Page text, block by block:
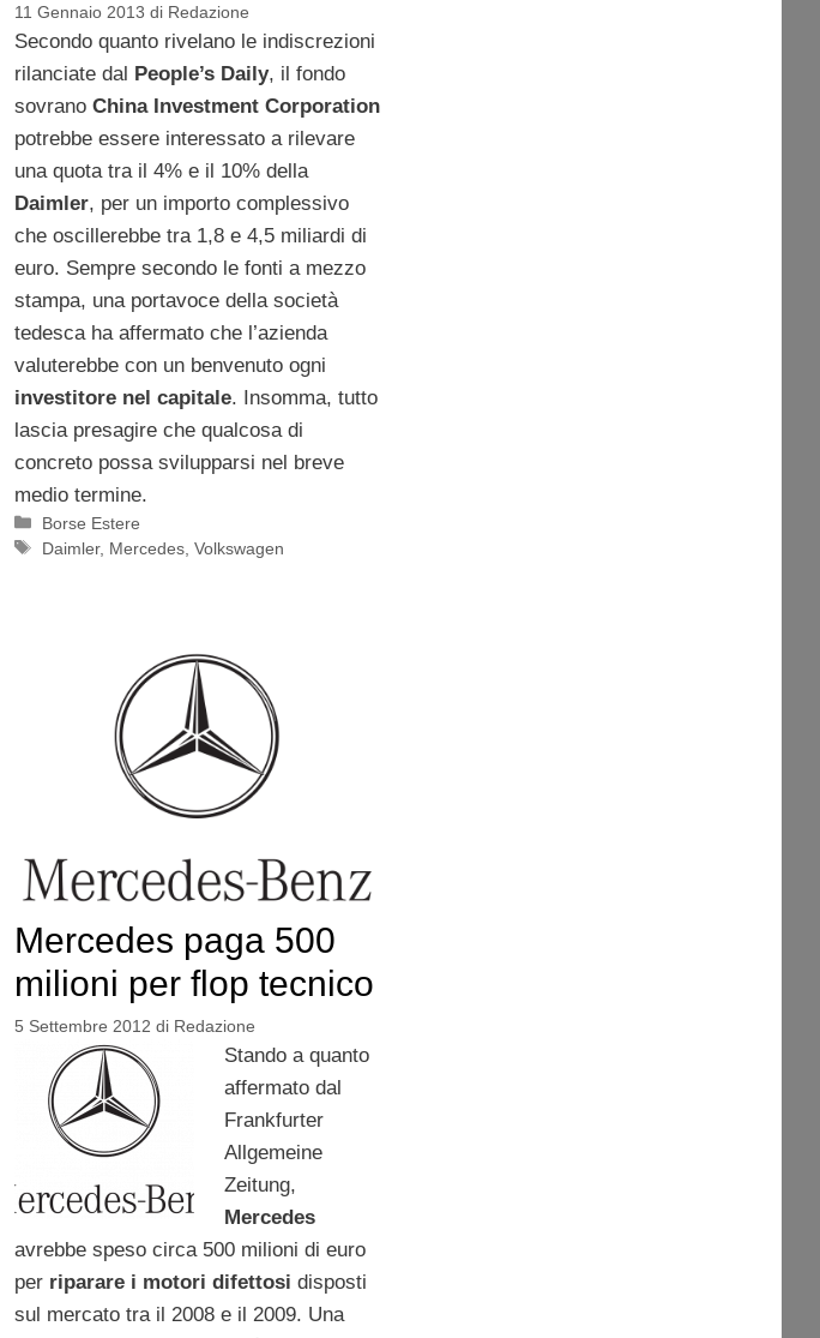
11 Gennaio 2013 di Redazione
Secondo quanto rivelano le indiscrezioni
rilanciate dal People’s Daily, il fondo
sovrano China Investment Corporation
potrebbe essere interessato a rilevare
una quota tra il 4% e il 10% della
Daimler, per un importo complessivo
che oscillerebbe tra 1,8 e 4,5 miliardi di
euro. Sempre secondo le fonti a mezzo
stampa, una portavoce della società
tedesca ha affermato che l’azienda
valuterebbe con un benvenuto ogni
investitore nel capitale. Insomma, tutto
lascia presagire che qualcosa di
concreto possa svilupparsi nel breve
medio termine.
Categorie
Borse Estere
Tag
Daimler, Mercedes ,Volkswagen
Mercedes paga 500
milioni per flop tecnico
5 Settembre 2012 di Redazione
Stando a quanto
affermato dal
Frankfurter
Allgemeine
Zeitung,
Mercedes
avrebbe speso circa 500 milioni di euro
per riparare i motori difettosi disposti
sul mercato tra il 2008 e il 2009. Una